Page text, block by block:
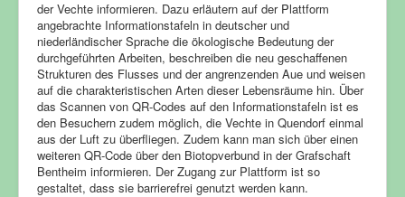
der Vechte informieren. Dazu erläutern auf der Plattform
angebrachte Informationstafeln in deutscher und
niederländischer Sprache die ökologische Bedeutung der
durchgeführten Arbeiten, beschreiben die neu geschaffenen
Strukturen des Flusses und der angrenzenden Aue und weisen
auf die charakteristischen Arten dieser Lebensräume hin. Über
das Scannen von QR-Codes auf den Informationstafeln ist es
den Besuchern zudem möglich, die Vechte in Quendorf einmal
aus der Luft zu überfliegen. Zudem kann man sich über einen
weiteren QR-Code über den Biotopverbund in der Grafschaft
Bentheim informieren. Der Zugang zur Plattform ist so
gestaltet, dass sie barrierefrei genutzt werden kann.